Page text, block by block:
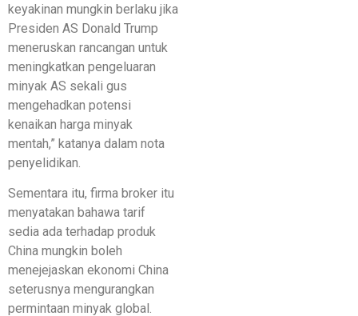
keyakinan mungkin berlaku jika
Presiden AS Donald Trump
meneruskan rancangan untuk
meningkatkan pengeluaran
minyak AS sekali gus
mengehadkan potensi
kenaikan harga minyak
mentah,” katanya dalam nota
penyelidikan.
Sementara itu, firma broker itu
menyatakan bahawa tarif
sedia ada terhadap produk
China mungkin boleh
menejejaskan ekonomi China
seterusnya mengurangkan
permintaan minyak global.